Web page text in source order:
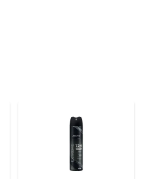
é envolvente, fazendo com que
aplicar em áreas irritadas ou